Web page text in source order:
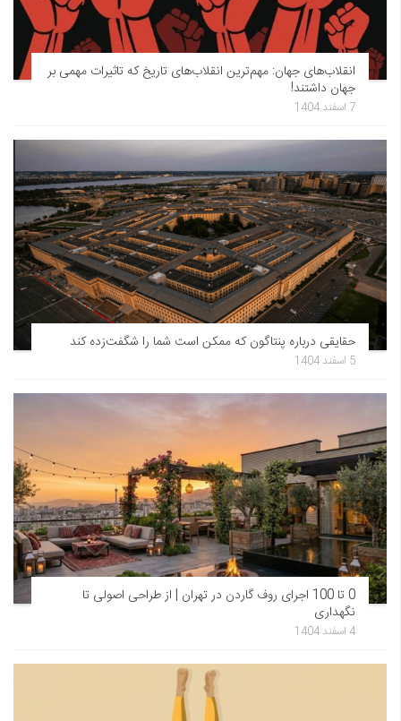
انقلاب‌های جهان: مهم‌ترین انقلاب‌های تاریخ که تاثیرات مهمی بر
جهان داشتند!
7 اسفند 1404
حقایقی درباره پنتاگون که ممکن است شما را شگفت‌زده کند
5 اسفند 1404
0 تا 100 اجرای روف گاردن در تهران | از طراحی اصولی تا
نگهداری
4 اسفند 1404